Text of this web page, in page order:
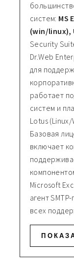
систем: MS
(win/linux),
Security
Dr.Web
для
работает
систем и
Lotus
Базовая
включает
Microsoft
агент
всех